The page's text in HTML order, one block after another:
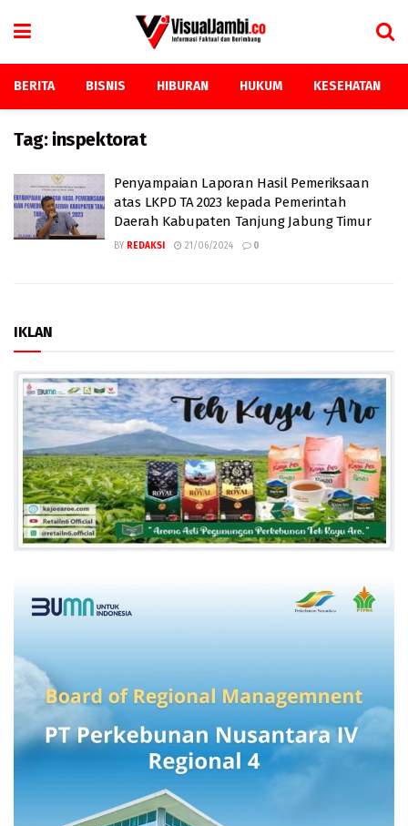
BERITA BISNIS HIBURAN HUKUM KESEHATAN
Tag: inspektorat
Penyampaian Laporan Hasil Pemeriksaan
atas LKPD TA 2023 kepada Pemerintah
Daerah Kabupaten Tanjung Jabung Timur
BY REDAKSI 21/06/2024 0
IKLAN